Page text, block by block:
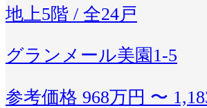
地上5階 / 全24戸
グランメール美園1-5
参考価格 968万円 〜